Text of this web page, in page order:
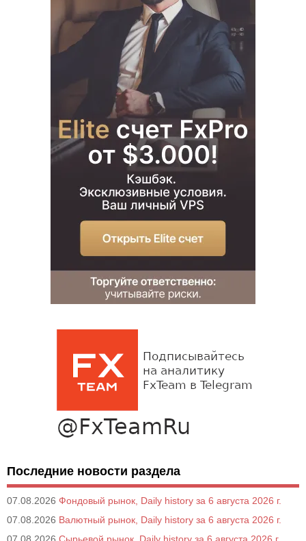
Последние новости раздела
07.08.2026 Фондовый рынок, Daily history за 6 августа 2026 г.
07.08.2026 Валютный рынок, Daily history за 6 августа 2026 г.